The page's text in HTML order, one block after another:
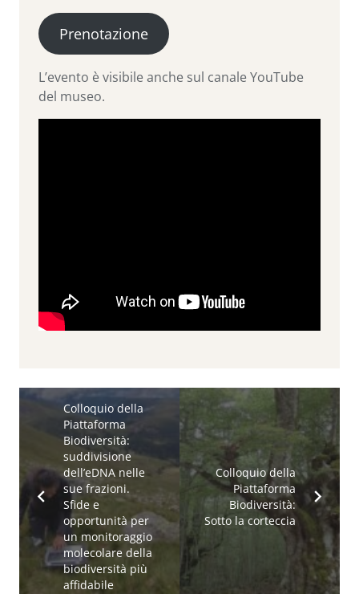
Prenotazione
L’evento è visibile anche sul canale YouTube
del museo.
Colloquio della
Piattaforma
Biodiversità:
suddivisione
dell’eDNA nelle
sue frazioni.
Sfide e
opportunità per
un monitoraggio
molecolare della
biodiversità più
affidabile
Colloquio della
Piattaforma
Biodiversità:
Sotto la corteccia